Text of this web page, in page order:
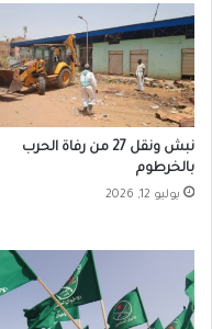
نبش ونقل 27 من رفاة الحرب
بالخرطوم
يوليو 12, 2026